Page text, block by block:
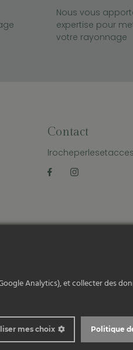
Nous vous
expertise pour
votre rayonnage
Contact
Analytics), et collecter des
Politique
mes choix